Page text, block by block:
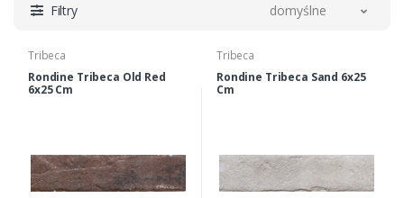
Filtry domyślne
Tribeca
Rondine Tribeca Old Red
6x25 Cm
Tribeca
Rondine Tribeca Sand 6x25
Cm